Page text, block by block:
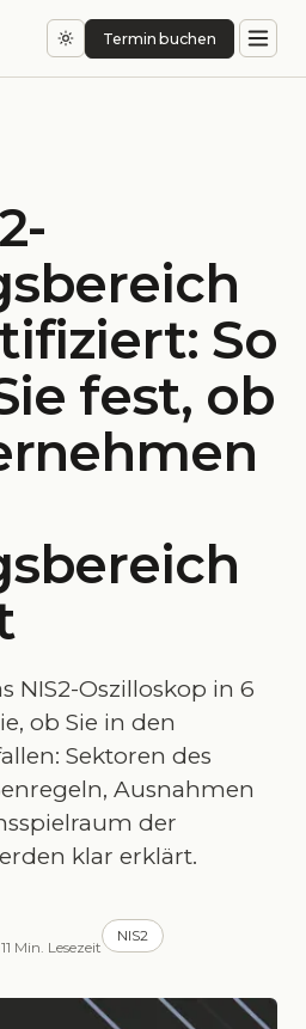
Termin buchen
So
fest, ob
NIS2-Oszilloskop in 6
ob Sie in den
Sektoren des
Ausnahmen
der
klar erklärt.
Min. Lesezeit
NIS2